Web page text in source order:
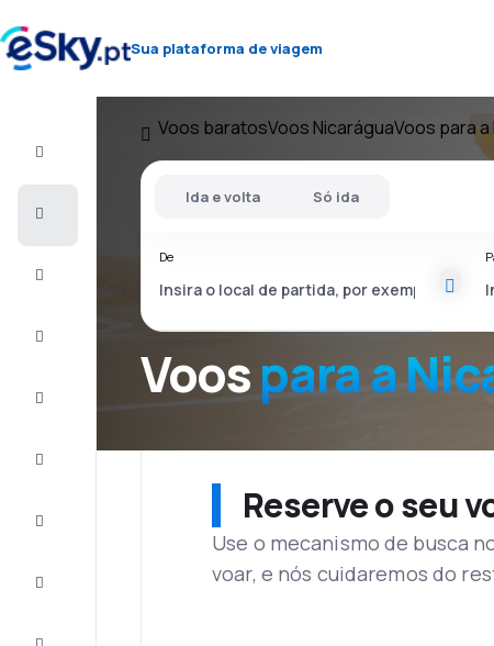
Sua plataforma de viagem
Voos baratosVoos NicaráguaVoos para
Voospara a
Ida e volta Só ida
De
Reserve o seu
Use o mecanismo de busca
voar, e nós cuidaremos do